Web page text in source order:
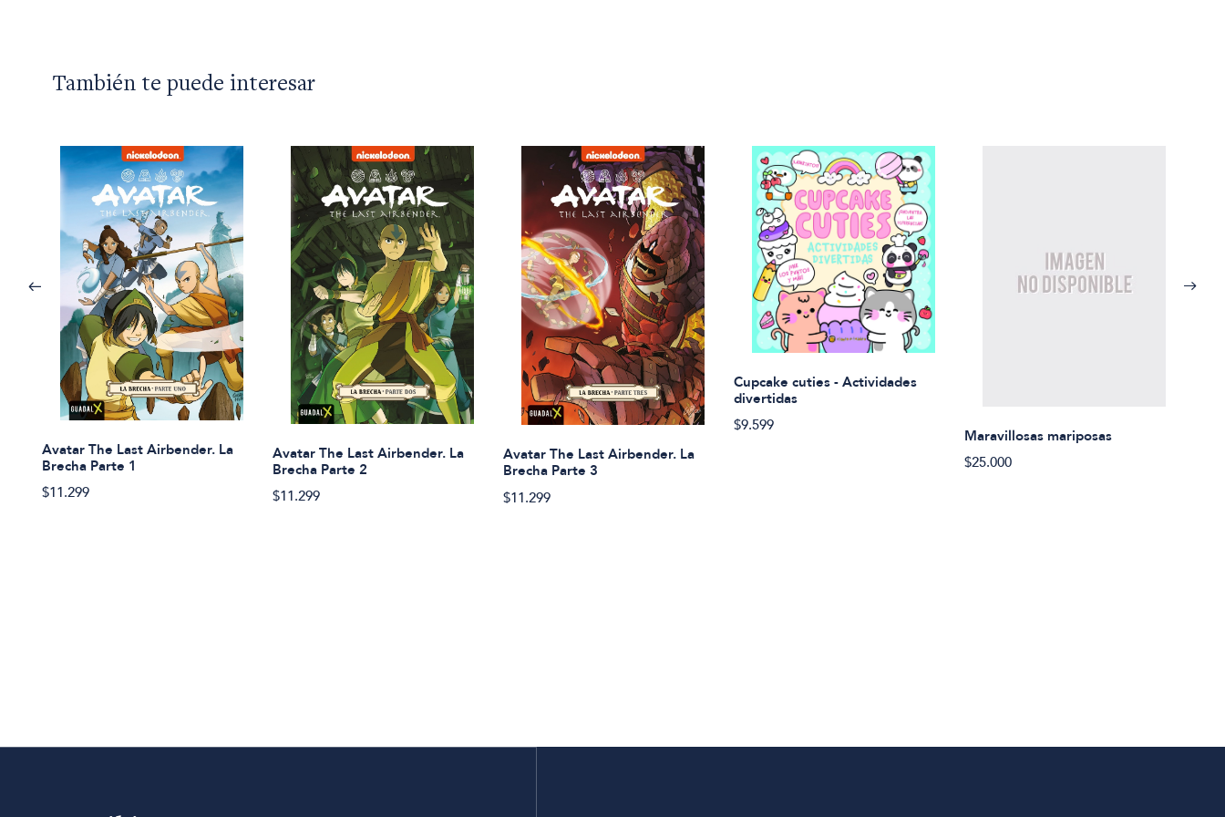
También te puede interesar
Avatar The Last Airbender. La
Brecha Parte 1
$11.299
Avatar The Last Airbender. La
Brecha Parte 2
$11.299
Avatar The Last Airbender. La
Brecha Parte 3
$11.299
Cupcake cuties - Actividades
divertidas
$9.599
Maravillosas mariposas
$25.000